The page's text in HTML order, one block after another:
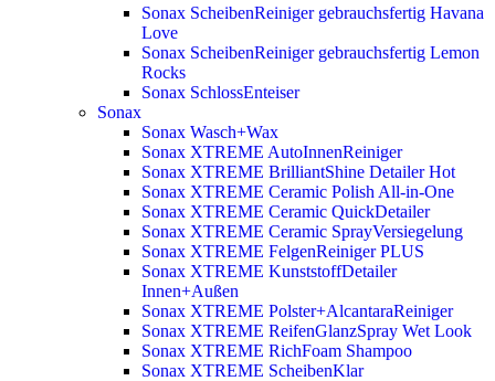
Sonax ScheibenReiniger gebrauchsfertig Havana
Love
Sonax ScheibenReiniger gebrauchsfertig Lemon
Rocks
Sonax SchlossEnteiser
Sonax
Sonax Wasch+Wax
Sonax XTREME AutoInnenReiniger
Sonax XTREME BrilliantShine DetailerHot
Sonax XTREME Ceramic Polish All-in-One
Sonax XTREME Ceramic QuickDetailer
Sonax XTREME Ceramic SprayVersiegelung
Sonax XTREME FelgenReiniger PLUS
Sonax XTREME KunststoffDetailer
Innen+Außen
Sonax XTREME Polster+AlcantaraReiniger
Sonax XTREME ReifenGlanzSpray Wet Look
Sonax XTREME RichFoam Shampoo
Sonax XTREME ScheibenKlar